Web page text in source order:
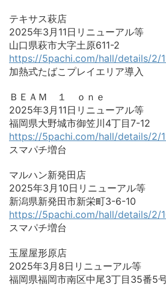
テキサス萩店
2025年3月11日リニューアル等
山口県萩市大字土原611-2
https://5pachi.com/hall/details/2/
加熱式たばこプレイエリア導入
ＢＥＡＭ １ ｏｎｅ
2025年3月11日リニューアル等
福岡県大野城市御笠川4丁目7-12
https://5pachi.com/hall/details/2/
スマパチ増台
マルハン新発田店
2025年3月10日リニューアル等
新潟県新発田市新栄町3-6-10
https://5pachi.com/hall/details/2/
スマパチ増台
玉屋屋形原店
2025年3月8日リニューアル等
福岡県福岡市南区中尾3丁目35番5